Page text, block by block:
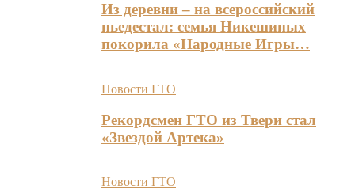
Из деревни – на всероссийский
пьедестал: семья Никешиных
покорила «Народные Игры…
Новости ГТО
Рекордсмен ГТО из Твери стал
«Звездой Артека»
Новости ГТО